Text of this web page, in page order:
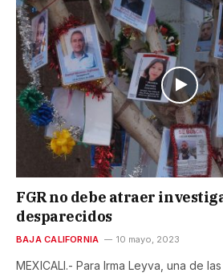
FGR no debe atraer
desparecidos
BAJA CALIFORNIA 10 mayo, 2023
MEXICALI.- Para Irma Leyva, una de